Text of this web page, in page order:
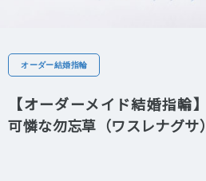
オーダー結婚指輪
【オーダーメイド結婚指輪
可憐な勿忘草（ワスレナグサ）